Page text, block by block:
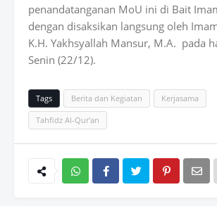
penandatanganan MoU ini di Bait
dengan disaksikan langsung oleh
K.H. Yakhsyallah Mansur, M.A. pada
Senin (22/12).
Tags Berita dan Kegiatan Kerjasama
Tahfidz Al-Qur'an